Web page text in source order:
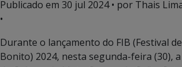
Publicado em 30 jul 2024• por Thais
•
Durante o lançamento do FIB (Festival
Bonito) 2024, nesta segunda-feira (30), a